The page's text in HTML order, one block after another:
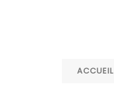
ACCUEIL